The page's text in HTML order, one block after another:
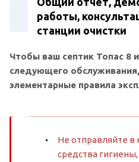
работы,
станции очистки
Чтобы ваш септик Топас 8
следующего
элементарные правила
Не отправляйте в
средства